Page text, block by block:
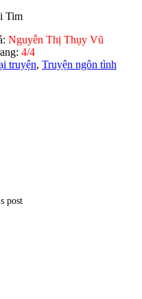
Tim
Nguyễn Thị Thụy Vũ
4/4
truyện, Truyện ngôn tình
post